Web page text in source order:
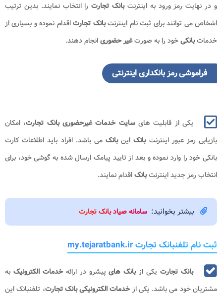
و در نهایت رمز ورود به اینترنتبانک تجارترا انتخاب نمایند. بدین ترتیب
اشخاص می توانند برای ثبت نام اینترنتبانک تجارتاقدام نموده و بسیاری از
خدماتبانکیخود را به صورتغیر حضوریانجام دهند.
فراموشی رمز بانکداری اینترنتی
یکی از قابلیت هایسایت خدمات غیرحضوری بانک تجارت، امکان
بازیابی رمز عبور اینترنتبانکاینبانکمی باشد. افراد باید اطلاعات کارت
بانکی خود را وارد نموده و بعد از تایید پیامک ارسال شده به گوشی خود، برای
انتخاب رمز جدید اینترنتبانکاقدام نمایند.
بیشتر بخوانید: سامانه صیاد بانک تجارت
ثبت نام تلفنبانک تجارت my.tejaratbank.ir
بانک تجارت یکی ازبانک هایپیشرو در ارائهخدمات الکترونیک به
مشتریان خود می باشد. یکی ازخدمات الکترونیکی بانک تجارت، تلفنبانک این